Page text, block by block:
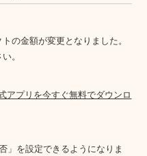
の金額が変更となりました。
。
アプリを今すぐ無料でダウンロ
」を設定できるようになりま